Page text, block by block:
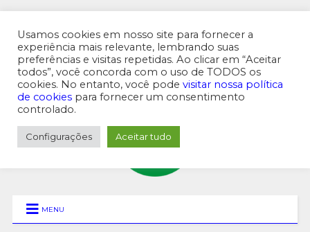
MENU SUPERIOR
MENU
Usamos cookies em nosso site para fornecer a
experiência mais relevante, lembrando suas
preferências e visitas repetidas. Ao clicar em “Aceitar
todos”, você concorda com o uso de TODOS os
cookies. No entanto, você pode visitar nossa política
de cookies para fornecer um consentimento
controlado.
Configurações Aceitar tudo